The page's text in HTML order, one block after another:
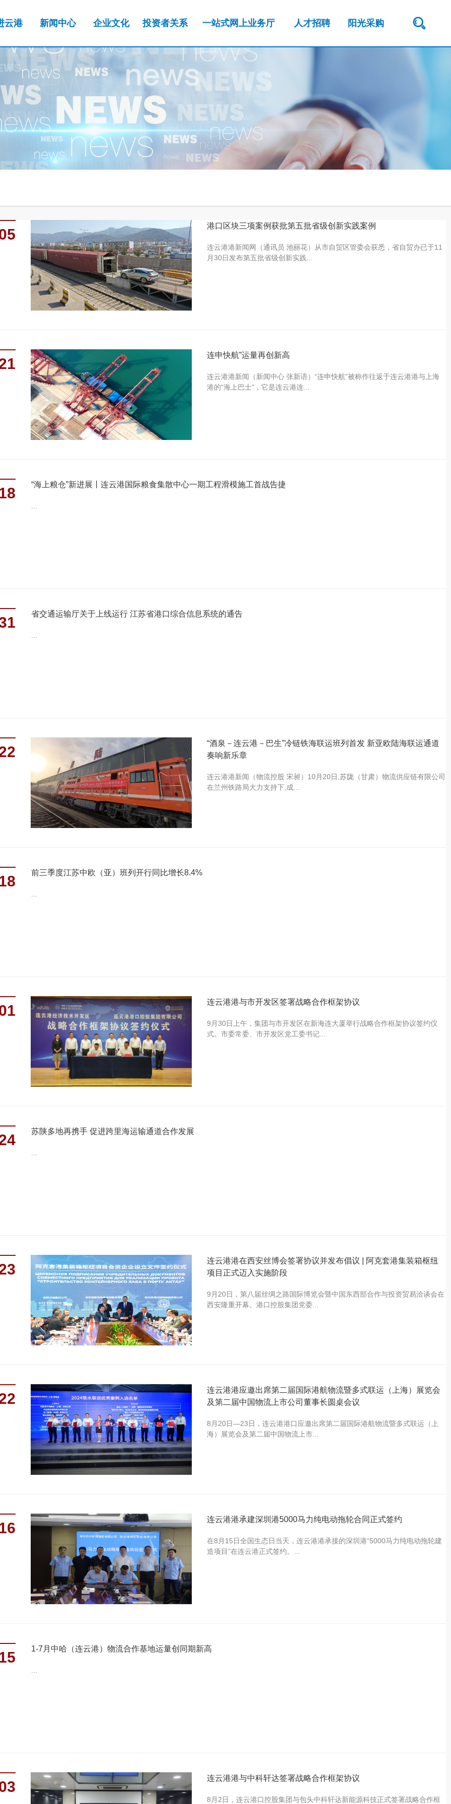
云港 新闻中心 企业文化 投资者关系 一站式网上业务厅 人才招聘 阳光采购
港口区块三项案例获批第五批省级创新实践案例
连云港港新闻网（通讯员 池丽花）从市自贸区管委会获悉，省自贸办已于11
月30日发布第五批省级创新实践...
连申快航”运量再创新高
连云港港新闻（新闻中心 张新语）“连申快航”被称作往返于连云港港与上海
港的“海上巴士”，它是连云港连...
“海上粮仓”新进展丨连云港国际粮食集散中心一期工程滑模施工首战告捷
省交通运输厅关于上线运行 江苏省港口综合信息系统的通告
“酒泉－连云港－巴生”冷链铁海联运班列首发 新亚欧陆海联运通道
奏响新乐章
连云港港新闻（物流控股 宋昶）10月20日,苏陇（甘肃）物流供应链有限公司
在兰州铁路局大力支持下,成...
前三季度江苏中欧（亚）班列开行同比增长8.4%
连云港港与市开发区签署战略合作框架协议
9月30日上午，集团与市开发区在新海连大厦举行战略合作框架协议签约仪
式。市委常委、市开发区党工委书记...
苏陕多地再携手 促进跨里海运输通道合作发展
连云港港在西安丝博会签署协议并发布倡议 | 阿克套港集装箱枢纽
项目正式迈入实施阶段
9月20日，第八届丝绸之路国际博览会暨中国东西部合作与投资贸易洽谈会在
西安隆重开幕。港口控股集团党委...
连云港港应邀出席第二届国际港航物流暨多式联运（上海）展览会
及第二届中国物流上市公司董事长圆桌会议
8月20日—23日，连云港港口应邀出席第二届国际港航物流暨多式联运（上
海）展览会及第二届中国物流上市...
连云港港承建深圳港5000马力纯电动拖轮合同正式签约
在8月15日全国生态日当天，连云港港承接的深圳港“5000马力纯电动拖轮建
造项目”在连云港正式签约。...
1-7月中哈（连云港）物流合作基地运量创同期新高
连云港港与中科轩达签署战略合作框架协议
8月2日，连云港口控股集团与包头中科轩达新能源科技正式签署战略合作框